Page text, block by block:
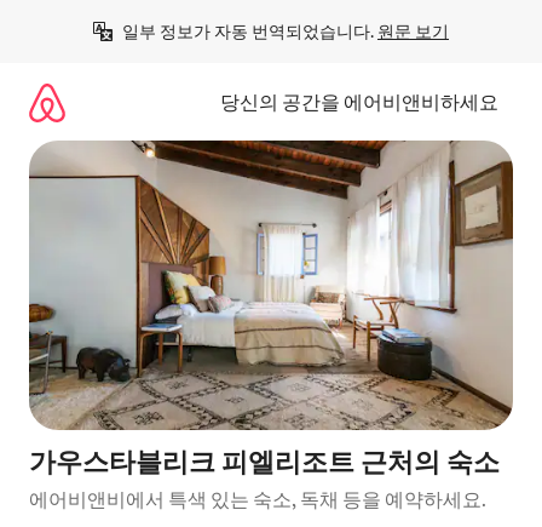
일부 정보가 자동 번역되었습니다. 원문 보기
당신의 공간을 에어비앤비하세요
가우스타블리크 피엘리조트 근처의 숙소
에어비앤비에서 특색 있는 숙소, 독채 등을 예약하세요.